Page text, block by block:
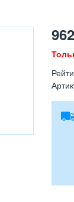
962